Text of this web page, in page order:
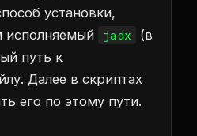
установки,
исполняемый
jadx
(в
путь к
Далее в скриптах
его по этому пути.